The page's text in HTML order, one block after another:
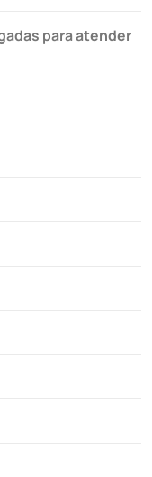
para atender